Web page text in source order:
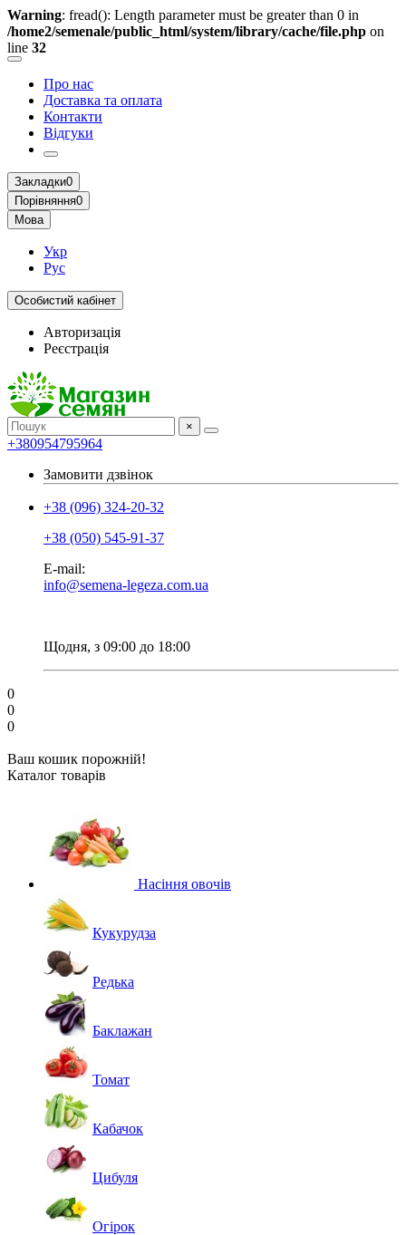
Warning: fread(): Length parameter must be greater than 0 in
/home2/semenale/public_html/system/library/cache/file.php on
line 32
Про нас
Доставка та оплата
Контакти
Відгуки
Закладки0
Порівняння0
Мова
Укр
Рус
Особистий кабінет
Авторизація
Реєстрація
×
+380954795964
Замовити дзвінок
+38 (096) 324-20-32
+38 (050) 545-91-37
E-mail:
info@semena-legeza.com.ua
Щодня, з 09:00 до 18:00
0
0
0
Ваш кошик порожній!
Каталог товарів
Насіння овочів
Кукурудза
Редька
Баклажан
Томат
Кабачок
Цибуля
Огірок